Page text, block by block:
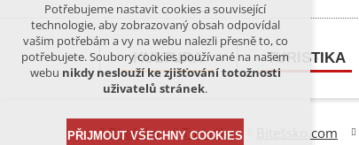
KULTURA TURISTIKA
Bítešsko Turistika Bítešsko.com
Potřebujeme nastavit cookies a související
technologie, aby zobrazovaný obsah odpovídal
vašim potřebám a vy na webu nalezli přesně to, co
potřebujete. Soubory cookies používané na našem
webu nikdy neslouží ke zjišťování totožnosti
uživatelů stránek.
PŘIJMOUT VŠECHNY COOKIES